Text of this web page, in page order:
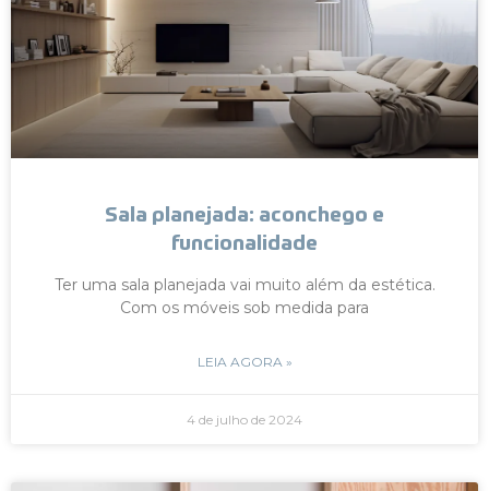
Sala planejada: aconchego e
funcionalidade
Ter uma sala planejada vai muito além da estética.
Com os móveis sob medida para
LEIA AGORA »
4 de julho de 2024